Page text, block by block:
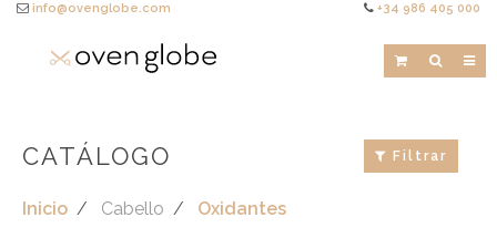
info@ovenglobe.com +34 986 405 000
CATÁLOGO Filtrar
Inicio Cabello Oxidantes